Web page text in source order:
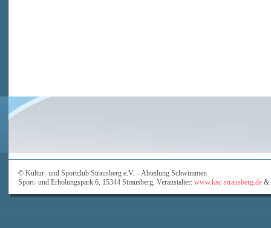
© Kultur- und Sportclub Strausberg e.V. – Abteilung Schwimmen
Sport- und Erholungspark 6, 15344 Strausberg, Veranstalter: www.ksc-strausberg.de &